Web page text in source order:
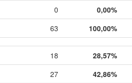
0 0,00%
63 100,00%
18 28,57%
27 42,86%